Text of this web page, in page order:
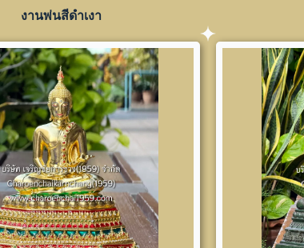
งานพ่นสีดำเงา